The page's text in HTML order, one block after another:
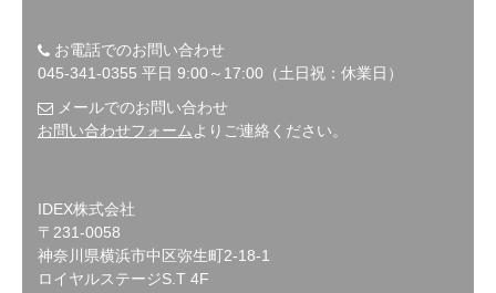
お電話でのお問い合わせ
045-341-0355 平日 9:00～17:00（土日祝：休業日）
メールでのお問い合わせ
お問い合わせフォーム よりご連絡ください。
IDEX株式会社
〒231-0058
神奈川県横浜市中区弥生町2-18-1
ロイヤルステージS.T 4F